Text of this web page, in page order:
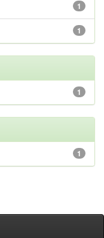
1
1
1
1